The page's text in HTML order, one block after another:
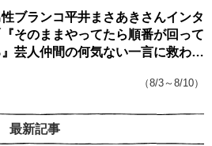
ブランコ平井まさあきさんインタ
『そのままやってたら順番が回って
』芸人仲間の何気ない一言に救われ
（8/3～8/10）
最新記事